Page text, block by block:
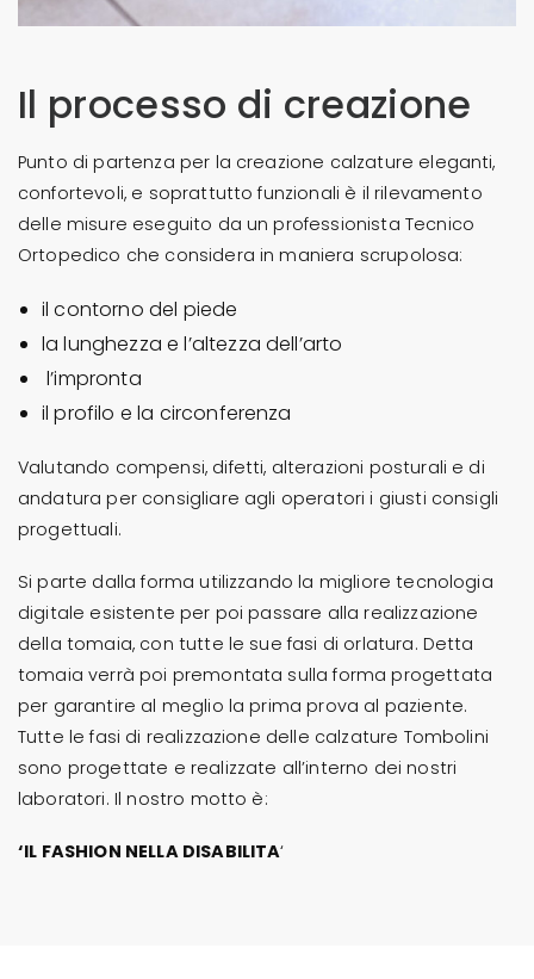
Il processo di creazione
Punto di partenza per la creazione calzature eleganti,
confortevoli, e soprattutto funzionali è il rilevamento
delle misure eseguito da un professionista Tecnico
Ortopedico che considera in maniera scrupolosa:
il contorno del piede
la lunghezza e l’altezza dell’arto
l’impronta
il profilo e la circonferenza
Valutando compensi, difetti, alterazioni posturali e di
andatura per consigliare agli operatori i giusti consigli
progettuali.
Si parte dalla forma utilizzando la migliore tecnologia
digitale esistente per poi passare alla realizzazione
della tomaia, con tutte le sue fasi di orlatura. Detta
tomaia verrà poi premontata sulla forma progettata
per garantire al meglio la prima prova al paziente.
Tutte le fasi di realizzazione delle calzature Tombolini
sono progettate e realizzate all’interno dei nostri
laboratori. Il nostro motto è:
‘IL FASHION NELLA DISABILITA‘